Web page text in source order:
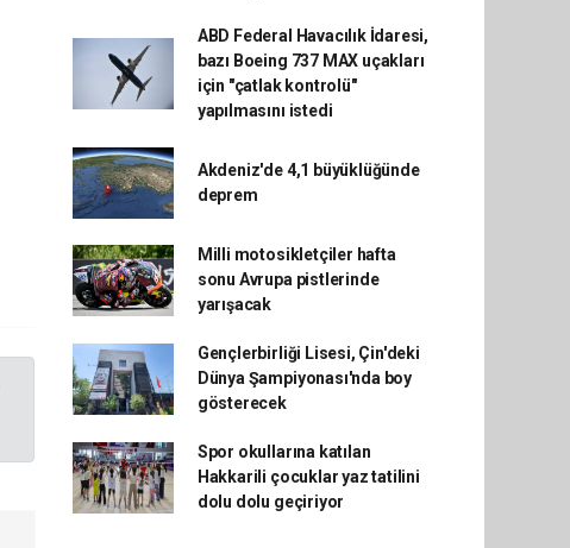
ABD Federal Havacılık İdaresi,
bazı Boeing 737 MAX uçakları
için "çatlak kontrolü"
yapılmasını istedi
Akdeniz'de 4,1 büyüklüğünde
deprem
Milli motosikletçiler hafta
sonu Avrupa pistlerinde
yarışacak
Gençlerbirliği Lisesi, Çin'deki
Dünya Şampiyonası'nda boy
gösterecek
Spor okullarına katılan
Hakkarili çocuklar yaz tatilini
dolu dolu geçiriyor